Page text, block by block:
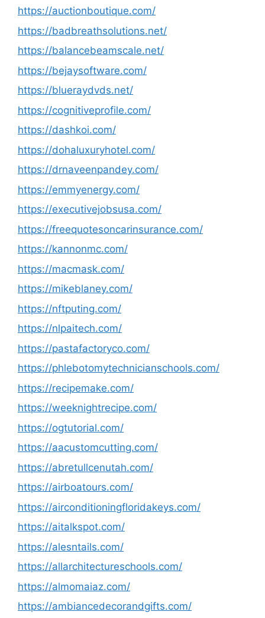
https://auctionboutique.com/
https://badbreathsolutions.net/
https://balancebeamscale.net/
https://bejaysoftware.com/
https://blueraydvds.net/
https://cognitiveprofile.com/
https://dashkoi.com/
https://dohaluxuryhotel.com/
https://drnaveenpandey.com/
https://emmyenergy.com/
https://executivejobsusa.com/
https://freequotesoncarinsurance.com/
https://kannonmc.com/
https://macmask.com/
https://mikeblaney.com/
https://nftputing.com/
https://nlpaitech.com/
https://pastafactoryco.com/
https://phlebotomytechnicianschools.com/
https://recipemake.com/
https://weeknightrecipe.com/
https://ogtutorial.com/
https://aacustomcutting.com/
https://abretullcenutah.com/
https://airboatours.com/
https://airconditioningfloridakeys.com/
https://aitalkspot.com/
https://alesntails.com/
https://allarchitectureschools.com/
https://almomaiaz.com/
https://ambiancedecorandgifts.com/